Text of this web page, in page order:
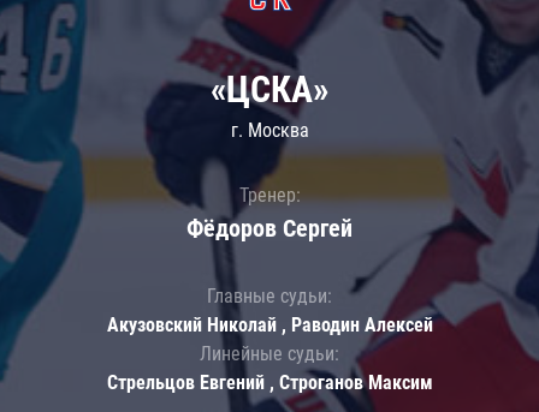
«ЦСКА»
г. Москва
Тренер:
Фёдоров Сергей
Главные судьи:
Акузовский Николай , Раводин Алексей
Линейные судьи:
Стрельцов Евгений , Строганов Максим